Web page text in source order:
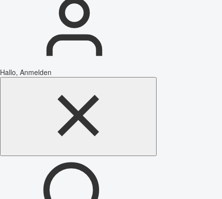
Hallo, Anmelden